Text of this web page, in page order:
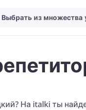
На italki ты